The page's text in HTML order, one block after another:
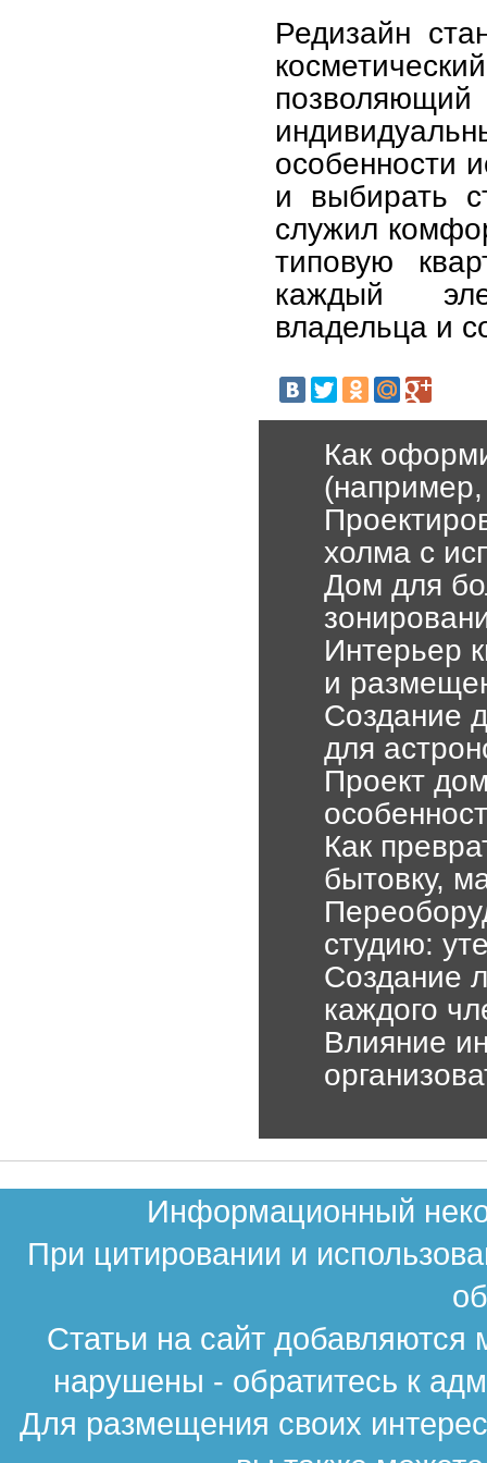
Редизайн
особенности
и выбирать
служил
типовую
каждый
владельца и
Как
холма с
Дом для
Интерьер
и
Создание
для
Проект
Как
бытовку,
студию:
Создание
каждого
Влияние
Информационный
При цитировании и
Статьи на сайт
нарушены - обратитесь к
Для размещения своих